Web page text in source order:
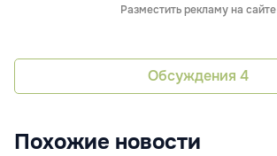
Разместить рекламу на сайте
Обсуждения 4
Похожие новости